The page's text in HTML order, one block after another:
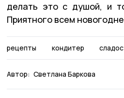
делать это с душой, и
Приятного всем
рецепты кондитер
Автор: Светлана Баркова